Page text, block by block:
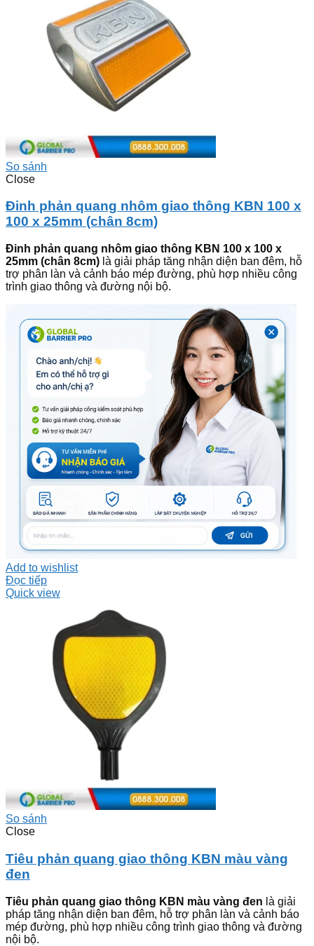
So sánh
Close
Đinh phản quang nhôm giao thông KBN 100 x
100 x 25mm (chân 8cm)
Đinh phản quang nhôm giao thông KBN 100 x 100 x
25mm (chân 8cm) là giải pháp tăng nhận diện ban đêm, hỗ
trợ phân làn và cảnh báo mép đường, phù hợp nhiều công
trình giao thông và đường nội bộ.
Add to wishlist
Đọc tiếp
Quick view
So sánh
Close
Tiêu phản quang giao thông KBN màu vàng
đen
Tiêu phản quang giao thông KBN màu vàng đen là giải
pháp tăng nhận diện ban đêm, hỗ trợ phân làn và cảnh báo
mép đường, phù hợp nhiều công trình giao thông và đường
nội bộ.